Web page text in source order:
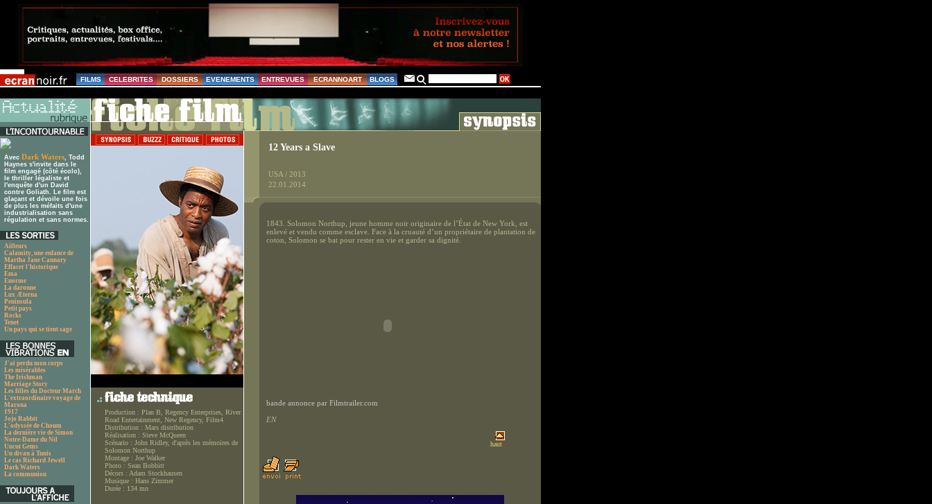
FILMS CELEBRITES DOSSIERS EVENEMENTS ENTREVUES ECRANNOART BLOGS
Avec Dark Waters, Todd
Haynes s'invite dans le
film engagé (côté écolo),
le thriller légaliste et
l'enquête d'un David
contre Goliath. Le film est
glaçant et dévoile une fois
de plus les méfaits d'une
industrialisation sans
régulation et sans normes.
Ailleurs
Calamity, une enfance de
Martha Jane Cannary
Effacer l'historique
Ema
Enorme
La daronne
Lux Æterna
Peninsula
Petit pays
Rocks
Tenet
Un pays qui se tient sage
J'ai perdu mon corps
Les misérables
The Irishman
Marriage Story
Les filles du Docteur March
L'extraordinaire voyage de
Marona
1917
Jojo Rabbit
L'odyssée de Choum
La dernière vie de Simon
Notre-Dame du Nil
Uncut Gems
Un divan à Tunis
Le cas Richard Jewell
Dark Waters
La communion
Production : Plan B, Regency Enterprises, River
Road Entertainment, New Regency, Film4
Distribution : Mars distribution
Réalisation : Steve McQueen
Scénario : John Ridley, d'après les mémoires de
Solomon Northup
Montage : Joe Walker
Photo : Sean Bobbitt
Décors : Adam Stockhausen
Musique : Hans Zimmer
Durée : 134 mn
12 Years a Slave
USA / 2013
22.01.2014
1843. Solomon Northup, jeune homme noir originaire de l’État de New York, est
enlevé et vendu comme esclave. Face à la cruauté d’un propriétaire de plantation de
coton, Solomon se bat pour rester en vie et garder sa dignité.
bande annonce par Filmtrailer.com
EN
haut